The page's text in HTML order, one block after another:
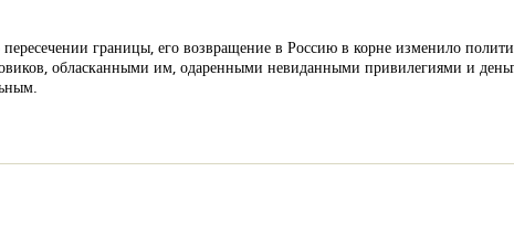
границы, его возвращение в Россию в корне изменило
обласканными им, одаренными невиданными привилегиями и